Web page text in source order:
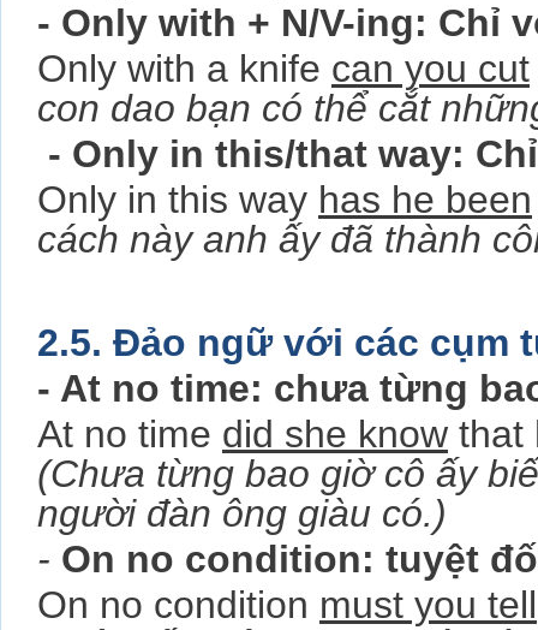
- Only with + N/V-ing: Chỉ
Only with a knife can you cut
con dao bạn có thể cắt
- Only in this/that way:
Only in this way has he been
cách này anh ấy đã thành
2.5. Đảo ngữ với các cụm
- At no time: chưa từng
At no time did she know that
(Chưa từng bao giờ cô ấy
người đàn ông giàu có.)
- On no condition: tuyệt
On no condition must you tell